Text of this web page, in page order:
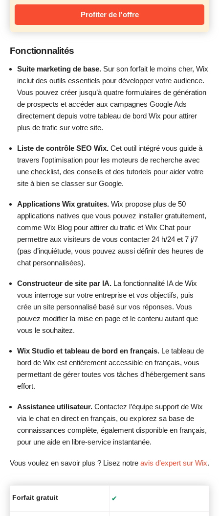
Profiter de l'offre
Fonctionnalités
Suite marketing de base. Sur son forfait le moins cher, Wix
inclut des outils essentiels pour développer votre audience.
Vous pouvez créer jusqu’à quatre formulaires de génération
de prospects et accéder aux campagnes Google Ads
directement depuis votre tableau de bord Wix pour attirer
plus de trafic sur votre site.
Liste de contrôle SEO Wix. Cet outil intégré vous guide à
travers l’optimisation pour les moteurs de recherche avec
une checklist, des conseils et des tutoriels pour aider votre
site à bien se classer sur Google.
Applications Wix gratuites. Wix propose plus de 50
applications natives que vous pouvez installer gratuitement,
comme Wix Blog pour attirer du trafic et Wix Chat pour
permettre aux visiteurs de vous contacter 24 h/24 et 7 j/7
(pas d’inquiétude, vous pouvez aussi définir des heures de
chat personnalisées).
Constructeur de site par IA. La fonctionnalité IA de Wix
vous interroge sur votre entreprise et vos objectifs, puis
crée un site personnalisé basé sur vos réponses. Vous
pouvez modifier la mise en page et le contenu autant que
vous le souhaitez.
Wix Studio et tableau de bord en français. Le tableau de
bord de Wix est entièrement accessible en français, vous
permettant de gérer toutes vos tâches d’hébergement sans
effort.
Assistance utilisateur. Contactez l’équipe support de Wix
via le chat en direct en français, ou explorez sa base de
connaissances complète, également disponible en français,
pour une aide en libre-service instantanée.
Vous voulez en savoir plus ? Lisez notre avis d’expert sur Wix.
Forfait gratuit ✔